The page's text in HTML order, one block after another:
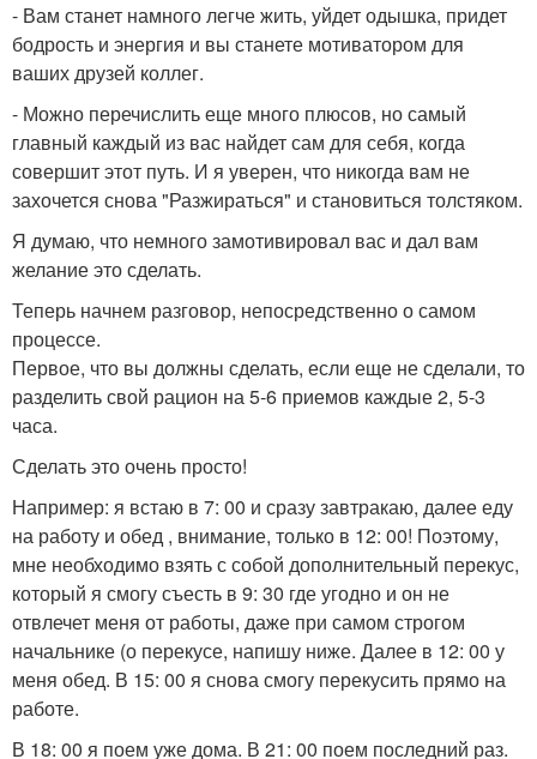
- Вам станет намного легче жить, уйдет одышка, придет
бодрость и энергия и вы станете мотиватором для
ваших друзей коллег.
- Можно перечислить еще много плюсов, но самый
главный каждый из вас найдет сам для себя, когда
совершит этот путь. И я уверен, что никогда вам не
захочется снова "Разжираться" и становиться толстяком.
Я думаю, что немного замотивировал вас и дал вам
желание это сделать.
Теперь начнем разговор, непосредственно о самом
процессе.
Первое, что вы должны сделать, если еще не сделали, то
разделить свой рацион на 5-6 приемов каждые 2, 5-3
часа.
Сделать это очень просто!
Например: я встаю в 7: 00 и сразу завтракаю, далее еду
на работу и обед , внимание, только в 12: 00! Поэтому,
мне необходимо взять с собой дополнительный перекус,
который я смогу съесть в 9: 30 где угодно и он не
отвлечет меня от работы, даже при самом строгом
начальнике (о перекусе, напишу ниже. Далее в 12: 00 у
меня обед. В 15: 00 я снова смогу перекусить прямо на
работе.
В 18: 00 я поем уже дома. В 21: 00 поем последний раз.